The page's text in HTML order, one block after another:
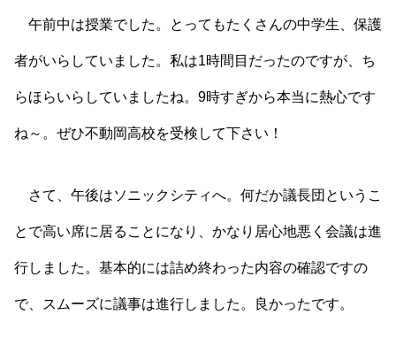
午前中は授業でした。とってもたくさんの中学生、保護
者がいらしていました。私は1時間目だったのですが、ち
らほらいらしていましたね。9時すぎから本当に熱心です
ね～。ぜひ不動岡高校を受検して下さい！
さて、午後はソニックシティへ。何だか議長団というこ
とで高い席に居ることになり、かなり居心地悪く会議は進
行しました。基本的には詰め終わった内容の確認ですの
で、スムーズに議事は進行しました。良かったです。